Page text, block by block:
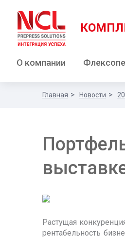
О компании
Главная Новости
Растущая
рентабельность